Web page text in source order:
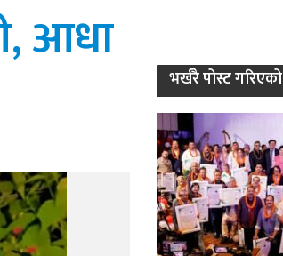
आधा
भर्खरै पोस्ट गरिएको